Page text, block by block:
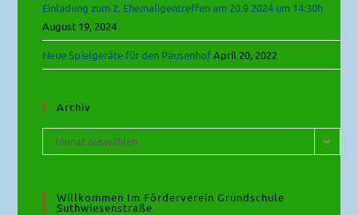
Einladung zum 2. Ehemaligentreffen am 20.9.2024 um 14:30h
August 19, 2024
Neue Spielgeräte für den Pausenhof April 20, 2022
Archiv
Archiv
Monat auswählen
Willkommen Im Förderverein Grundschule
Suthwiesenstraße